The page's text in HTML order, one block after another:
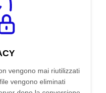
vengono mai riutilizzati
vengono eliminati